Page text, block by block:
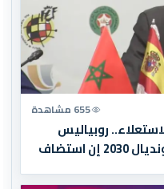
655 مشاهدة
روبياليس
يطالب بالانسحاب من تنظيم مونديال 2030 إن استضاف